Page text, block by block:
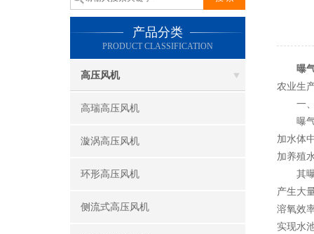
产品分类
PRODUCT CLASSIFICATION
高压风机
高瑞高压风机
漩涡高压风机
环形高压风机
侧流式高压风机
曝
农业生
一、
曝气
加水体
加养殖
其曝
产生大
溶氧效
实现水